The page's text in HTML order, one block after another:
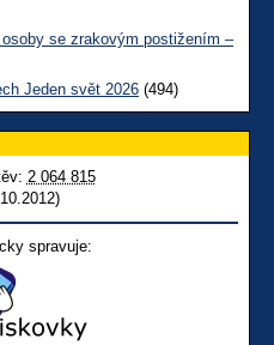
se zrakovým postižením –
Jeden svět 2026 (494)
2 064 815
spravuje: